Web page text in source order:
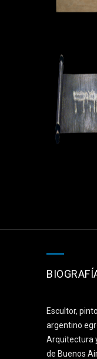
Escultor,
argentino
Arquitectura
de Buenos